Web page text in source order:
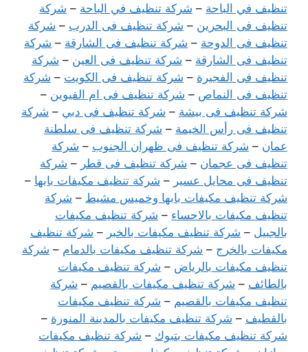
تنظيف في الباحة – شركة تنظيف في الباحة – شركة
تنظيف فى البحرين – شركة تنظيف فى الدرب – شركة
تنظيف فى الدوحة – شركة تنظيف فى الشارقة – شركة
تنظيف فى الشارقة – شركة تنظيف فى العين – شركة
تنظيف فى الفجيرة – شركة تنظيف فى الكويت – شركة
تنظيف فى النماص – شركة تنظيف فى ام القيوين –
شركة تنظيف فى بيشة – شركة تنظيف فى دبي – شركة
تنظيف فى رأس الخيمة – شركة تنظيف فى سلطنة
عمان – شركة تنظيف فى ظهران الجنوب – شركة
تنظيف فى عجمان – شركة تنظيف فى قطر – شركة
تنظيف فى محايل عسير – شركة تنظيف مكيفات بابها –
شركة تنظيف مكيفات بابها وخميس مشيط – شركة
تنظيف مكيفات بالاحساء – شركة تنظيف مكيفات
بالجبيل – شركة تنظيف مكيفات بالخبر – شركة تنظيف
مكيفات بالخرج – شركة تنظيف مكيفات بالدمام – شركة
تنظيف مكيفات بالرياض – شركة تنظيف مكيفات
بالطائف – شركة تنظيف مكيفات بالقصيم – شركة
تنظيف مكيفات بالقصيم – شركة تنظيف مكيفات
بالقطيف – شركة تنظيف مكيفات بالمدينة المنورة –
شركة تنظيف مكيفات بتبوك – شركة تنظيف مكيفات